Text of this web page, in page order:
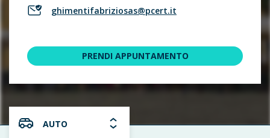
ghimentifabriziosas@pcert.it
PRENDI APPUNTAMENTO
AUTO